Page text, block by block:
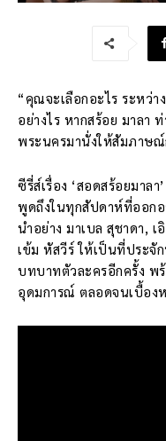
“คุณจะเลือกอะไร ระหว่
อย่างไร หากสร้อย มาลา
พระนครมานั่งให้สัมภาษ
ซีรี่ส์เรื่อง ‘สอดสร้อยมาล
พูดถึงในทุกสัปดาห์ที่ออกอ
นำอย่าง มาเบล สุชาดา,
เข้ม หัสวีร์ ให้เป็นที่ประจั
บทบาทตัวละครอีกครั้ง พ
อุดมการณ์ ตลอดจนเบื้อง